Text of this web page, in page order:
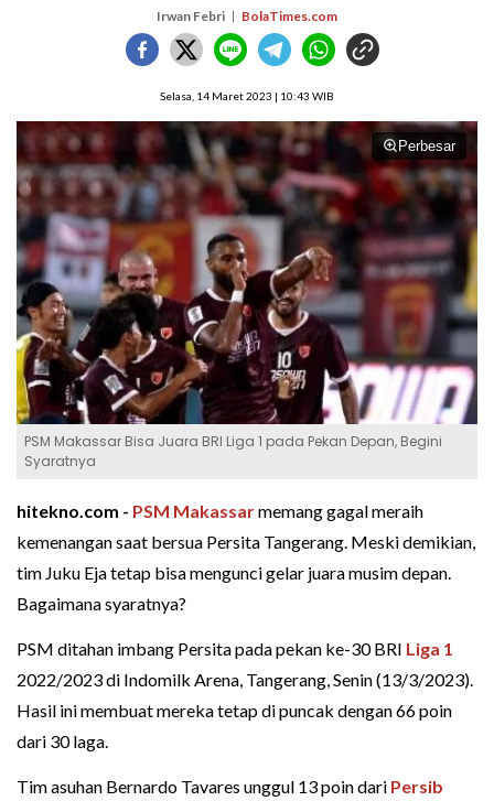
Irwan Febri BolaTimes.com
Selasa, 14 Maret 2023 | 10:43 WIB
Perbesar
PSM Makassar Bisa Juara BRI Liga 1 pada Pekan Depan, Begini
Syaratnya
hitekno.com - PSM Makassarmemang gagal meraih
kemenangan saat bersua Persita Tangerang. Meski demikian,
tim Juku Eja tetap bisa mengunci gelar juara musim depan.
Bagaimana syaratnya?
PSM ditahan imbang Persita pada pekan ke-30 BRI Liga 1
2022/2023 di Indomilk Arena, Tangerang, Senin (13/3/2023).
Hasil ini membuat mereka tetap di puncak dengan 66 poin
dari 30 laga.
Tim asuhan Bernardo Tavares unggul 13 poin dari Persib